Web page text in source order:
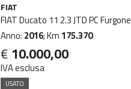
FIAT
FIAT Ducato 11 2.3 JTD PC Furgone
Anno: 2016; Km 175.370
€ 10.000,00
IVA esclusa
USATO